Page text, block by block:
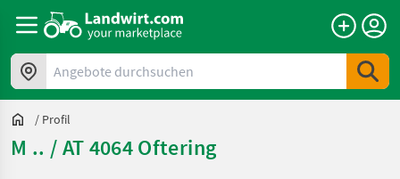
Angebote durchsuchen
/ Profil
M .. / AT 4064 Oftering